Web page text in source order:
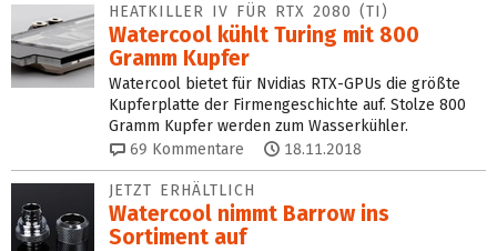
HEATKILLER IV FÜR RTX 2080 (TI)
Watercool kühlt Turing mit 800
Gramm Kupfer
Watercool bietet für Nvidias RTX-GPUs die größte
Kupferplatte der Firmengeschichte auf. Stolze 800
Gramm Kupfer werden zum Wasserkühler.
69 Kommentare 18.11.2018
JETZT ERHÄLTLICH
Watercool nimmt Barrow ins
Sortiment auf